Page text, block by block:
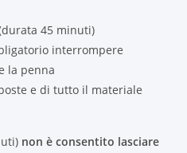
45 minuti)
interrompere
la penna
e di tutto il materiale
non è consentito lasciare